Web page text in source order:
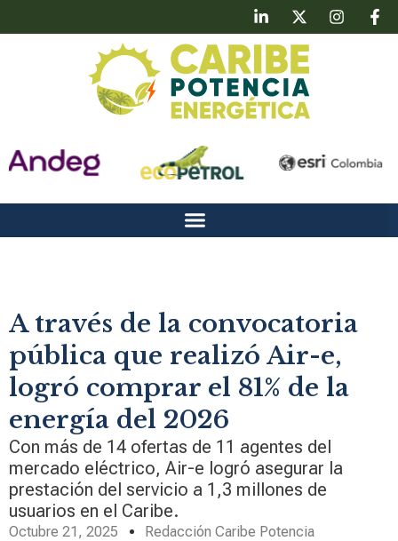
A través de la convocatoria
pública que realizó Air-e,
logró comprar el 81% de la
energía del 2026
Con más de 14 ofertas de 11 agentes del
mercado eléctrico, Air-e logró asegurar la
prestación del servicio a 1,3 millones de
usuarios en el Caribe.
Octubre 21, 2025 Redacción Caribe Potencia